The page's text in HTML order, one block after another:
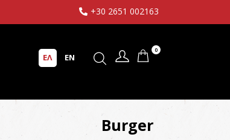
+30 2651 002163
ΕΛ EN
0
Burger